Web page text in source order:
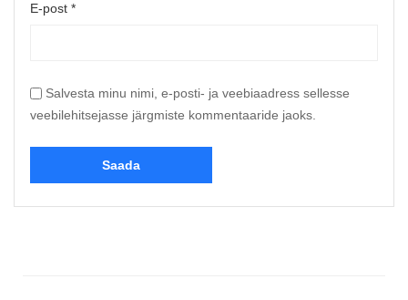
E-post *
Salvesta minu nimi, e-posti- ja veebiaadress sellesse
veebilehitsejasse järgmiste kommentaaride jaoks.